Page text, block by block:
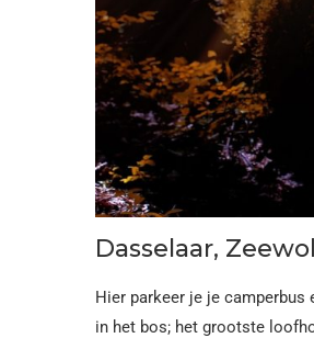
Dasselaar,
Hier parkeer je je camperbus
in het bos; het grootste